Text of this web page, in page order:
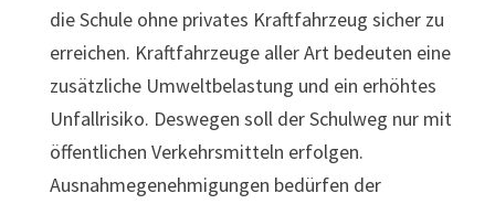
die Schule ohne privates Kraftfahrzeug sicher zu
erreichen. Kraftfahrzeuge aller Art bedeuten eine
zusätzliche Umweltbelastung und ein erhöhtes
Unfallrisiko. Deswegen soll der Schulweg nur mit
öffentlichen Verkehrsmitteln erfolgen.
Ausnahmegenehmigungen bedürfen der